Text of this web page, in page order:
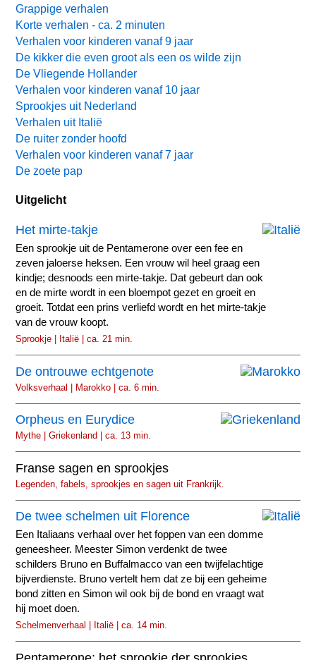
Grappige verhalen
Korte verhalen - ca. 2 minuten
Verhalen voor kinderen vanaf 9 jaar
De kikker die even groot als een os wilde zijn
De Vliegende Hollander
Verhalen voor kinderen vanaf 10 jaar
Sprookjes uit Nederland
Verhalen uit Italië
De ruiter zonder hoofd
Verhalen voor kinderen vanaf 7 jaar
De zoete pap
Uitgelicht
Het mirte-takje
Een sprookje uit de Pentamerone over een fee en
zeven jaloerse heksen. Een vrouw wil heel graag een
kindje; desnoods een mirte-takje. Dat gebeurt dan ook
en de mirte wordt in een bloempot gezet en groeit en
groeit. Totdat een prins verliefd wordt en het mirte-takje
van de vrouw koopt.
Sprookje | Italië | ca. 21 min.
De ontrouwe echtgenote
Volksverhaal | Marokko | ca. 6 min.
Orpheus en Eurydice
Mythe | Griekenland | ca. 13 min.
Franse sagen en sprookjes
Legenden, fabels, sprookjes en sagen uit Frankrijk.
De twee schelmen uit Florence
Een Italiaans verhaal over het foppen van een domme
geneesheer. Meester Simon verdenkt de twee
schilders Bruno en Buffalmacco van een twijfelachtige
bijverdienste. Bruno vertelt hem dat ze bij een geheime
bond zitten en Simon wil ook bij de bond en vraagt wat
hij moet doen.
Schelmenverhaal | Italië | ca. 14 min.